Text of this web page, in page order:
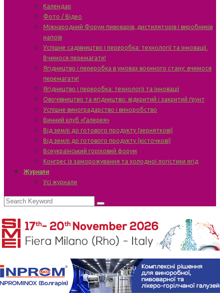
Календар
Фото / Відео
Міжнародний Форум пивоварів, дистиляторів і виробників
напоїв
Успішне садівництво і переробка: технології та інновації.
Вчимося перемагати!
Ягідництво і переробка в умовах воєнного стану: вчимося
перемагати!
Ягідництво і переробка: технології та інновації
Овочівництво та ягідництво: відкритий і закритий ґрунт
Успішне виноградарство і виноробство
Винний клуб «Галерея»
Від землі до готового продукту (зерняткові)
Від землі до готового продукту (кісточкові)
Всеукраїнський горіховий форум
Конгрес із заморожування та холодної логістики ягід
Журнали
Усі журнали